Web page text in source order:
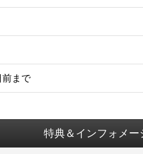
前まで
特典＆インフォメー